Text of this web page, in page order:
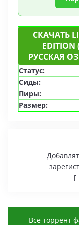
СКАЧАТЬ
EDITION
РУССКАЯ
Статус:
Сиды:
Пиры:
Размер:
[
Все торрент